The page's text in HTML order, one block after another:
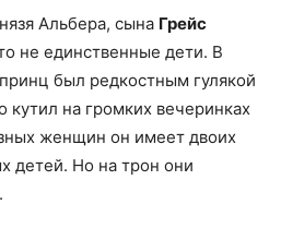
Альбера, сына Грейс
не единственные дети. В
был редкостным гулякой
кутил на громких вечеринках
женщин он имеет двоих
детей. Но на трон они